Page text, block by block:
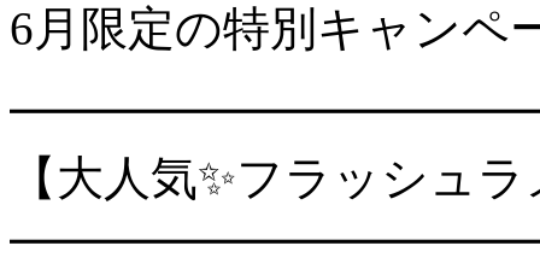
6月限定の特別キャンペ
【大人気✨フラッシュ